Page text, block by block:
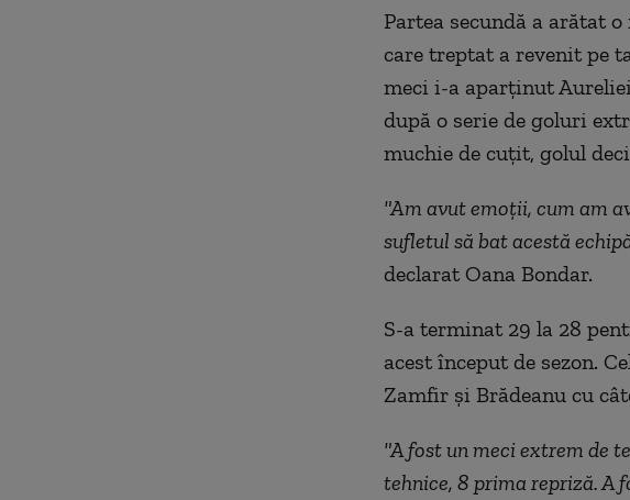
Partea secundă a arătat
care treptat a revenit pe
meci i-a aparţinut
după o serie de goluri
muchie de cuţit, golul
"Am avut emoţii, cum am
sufletul să bat acestă
declarat Oana Bondar.
S-a terminat 29 la 28
acest început de sezon.
Zamfir şi Brădeanu cu
"A fost un meci extrem de
tehnice, 8 prima repriză. A